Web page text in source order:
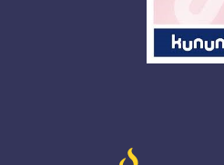
k
a
m